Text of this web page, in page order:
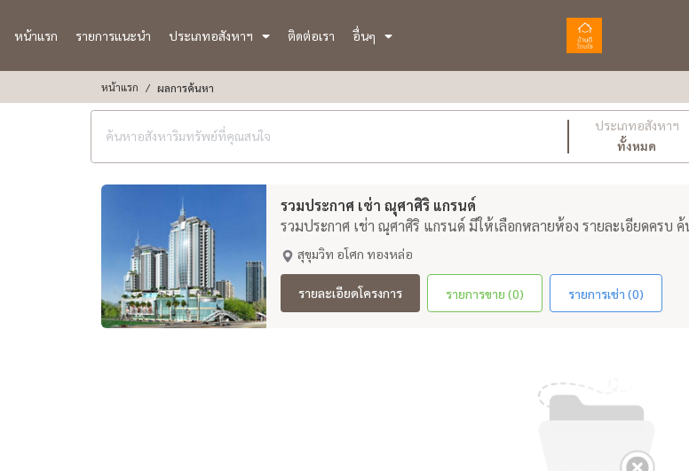
หน้าแรก รายการแนะนำ ประเภทอสังหาฯ ติดต่อเรา อื่นๆ
หน้าแรก ผลการค้นหา
ประเภทอสังหาฯ
ทั้งหมด
รวมประกาศ เช่า ณุศาศิริ แกรนด์
รวมประกาศ เช่า ณุศาศิริ แกรนด์ มีให้เลือกหลายห้อง รายละเอียดครบ
สุขุมวิท อโศก ทองหล่อ
รายละเอียดโครงการ รายการขาย (0) รายการเช่า (0)